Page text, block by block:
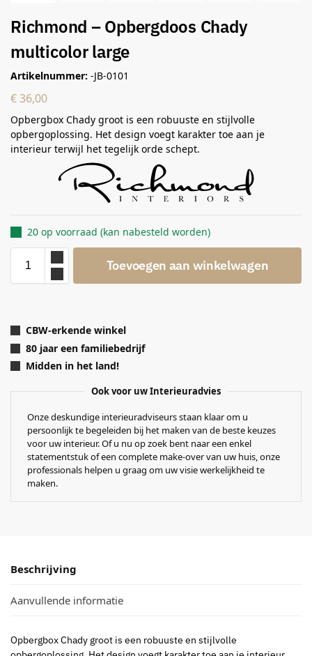
Richmond – Opbergdoos Chady
multicolor large
Artikelnummer: -JB-0101
€36,00
Opbergbox Chady groot is een robuuste en stijlvolle
opbergoplossing. Het design voegt karakter toe aan je
interieur terwijl het tegelijk orde schept.
20 op voorraad (kan nabesteld worden)
Toevoegen aan winkelwagen
CBW-erkende winkel
80 jaar een familiebedrijf
Midden in het land!
Ook voor uw Interieuradvies
Onze deskundige interieuradviseurs staan klaar om u
persoonlijk te begeleiden bij het maken van de beste keuzes
voor uw interieur. Of u nu op zoek bent naar een enkel
statementstuk of een complete make-over van uw huis, onze
professionals helpen u graag om uw visie werkelijkheid te
maken.
Beschrijving
Aanvullende informatie
Opbergbox Chady groot is een robuuste en stijlvolle